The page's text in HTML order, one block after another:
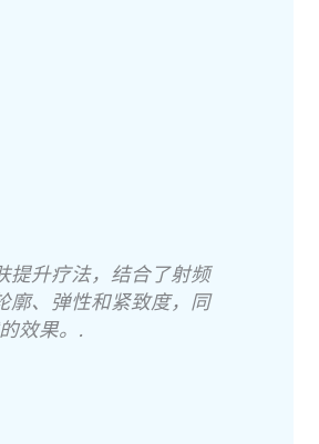
提升疗法，结合了射频
廓、弹性和紧致度，同
效果。.